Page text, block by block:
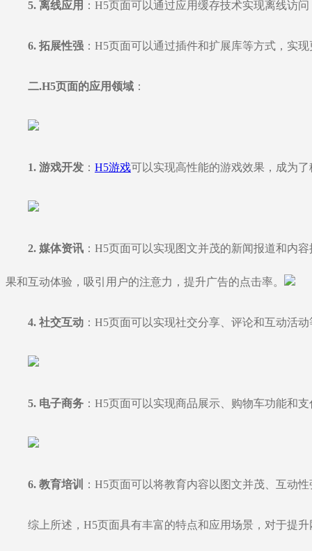
5. 离线应用 ：H5页面可以通过应用缓存技术实现离线访
6. 拓展性强 ：H5页面可以通过插件和扩展库等方式，实
二.H5页面的应用领域 ：
1. 游戏开发 ： H5游戏可以实现高性能的游戏效果，成为
2. 媒体资讯 ：H5页面可以实现图文并茂的新闻报道和内
果和互动体验，吸引用户的注意力，提升广告的点击率。
4. 社交互动 ：H5页面可以实现社交分享、评论和互动活
5. 电子商务 ：H5页面可以实现商品展示、购物车功能和
6. 教育培训 ：H5页面可以将教育内容以图文并茂、互动
综上所述，H5页面具有丰富的特点和应用场景，对于提